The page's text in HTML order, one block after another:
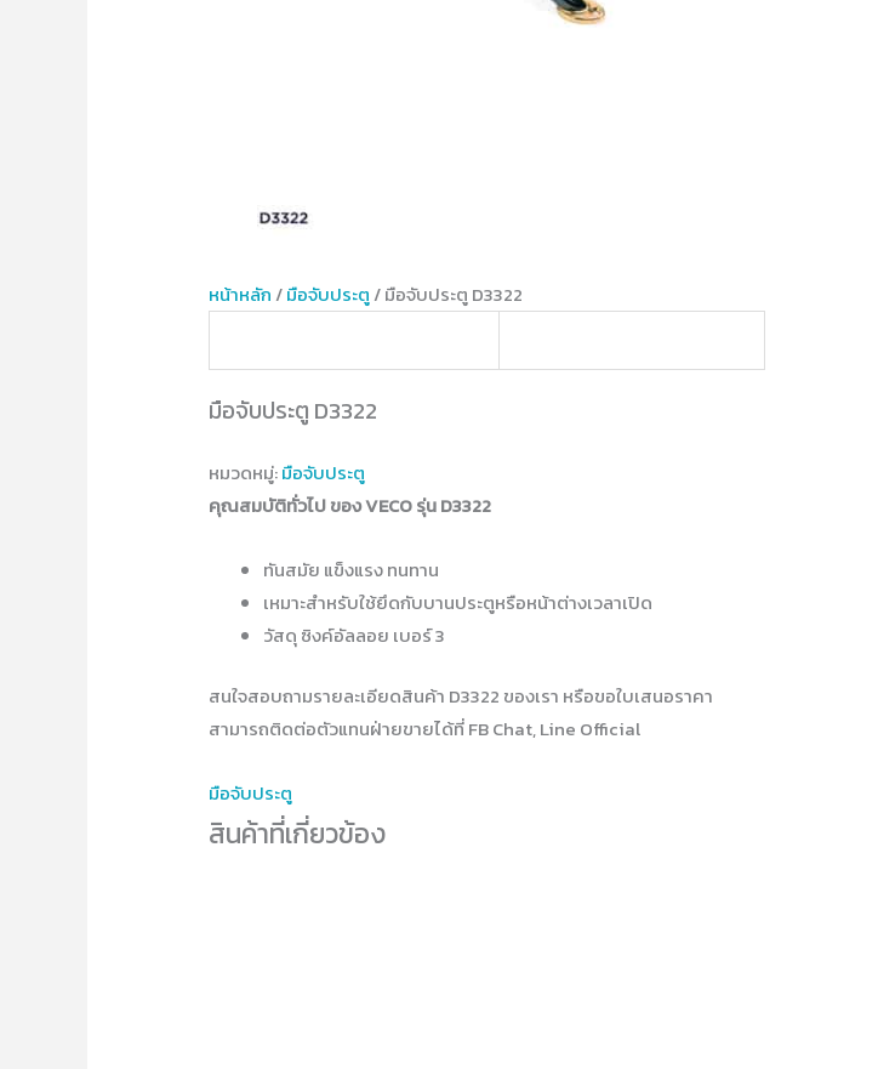
หน้าหลัก /มือจับประตู / มือจับประตู D3322
มือจับประตู D3322
หมวดหมู่:มือจับประตู
คุณสมบัติทั่วไป ของ VECO รุ่น D3322
ทันสมัย แข็งแรง ทนทาน
เหมาะสำหรับใช้ยึดกับบานประตูหรือหน้าต่างเวลาเปิด
วัสดุ ซิงค์อัลลอย เบอร์ 3
สนใจสอบถามรายละเอียดสินค้า D3322 ของเรา หรือขอใบเสนอราคา
สามารถติดต่อตัวแทนฝ่ายขายได้ที่ FB Chat, Line Official
มือจับประตู
สินค้าที่เกี่ยวข้อง